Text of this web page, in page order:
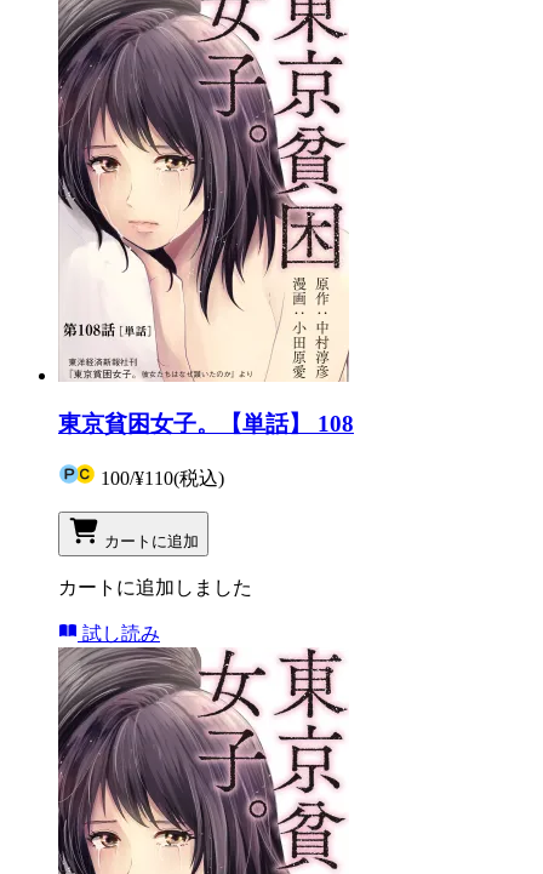
東京貧困女子。【単話】 108
100/¥110(税込)
カートに追加
カートに追加しました
試し読み